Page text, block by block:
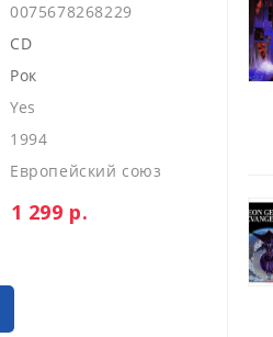
0075678268229
CD
Рок
Yes
1994
Европейский союз
Цена:
1 299 р.